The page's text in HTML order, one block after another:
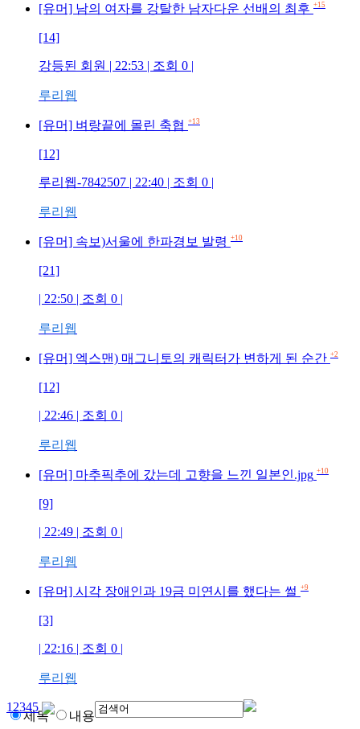
[유머] 남의 여자를 강탈한 남자다운 선배의 최후 +15
[14]
강등된 회원 | 22:53 | 조회 0 |
루리웹
[유머] 벼랑끝에 몰린 축협 +13
[12]
루리웹-7842507 | 22:40 | 조회 0 |
루리웹
[유머] 속보)서울에 한파경보 발령 +10
[21]
| 22:50 | 조회 0 |
루리웹
[유머] 엑스맨) 매그니토의 캐릭터가 변하게 된 순간 +2
[12]
| 22:46 | 조회 0 |
루리웹
[유머] 마추픽추에 갔는데 고향을 느낀 일본인.jpg +10
[9]
| 22:49 | 조회 0 |
루리웹
[유머] 시각 장애인과 19금 미연시를 했다는 썰 +9
[3]
| 22:16 | 조회 0 |
루리웹
12345
제목 내용